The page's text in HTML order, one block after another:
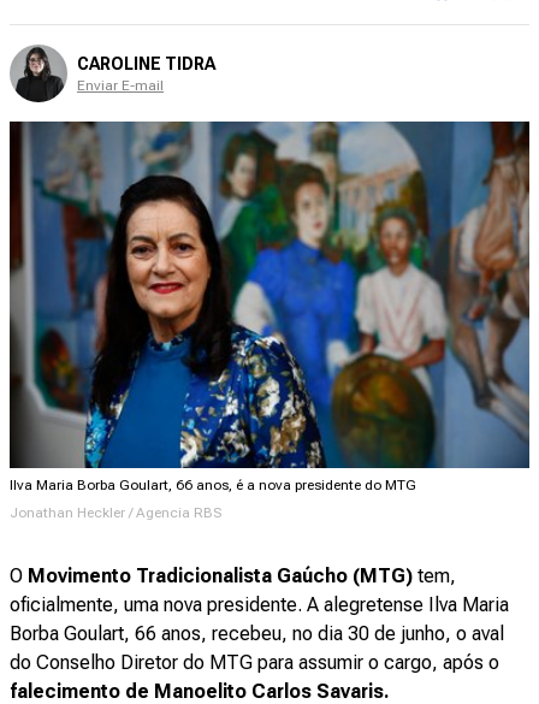
CAROLINE TIDRA
Enviar E-mail
Ilva Maria Borba Goulart, 66 anos, é a nova presidente do MTG
Jonathan Heckler / Agencia RBS
O Movimento Tradicionalista Gaúcho (MTG) tem,
oficialmente, uma nova presidente. A alegretense Ilva Maria
Borba Goulart, 66 anos, recebeu, no dia 30 de junho, o aval
do Conselho Diretor do MTG para assumir o cargo, após o
falecimento de Manoelito Carlos Savaris.